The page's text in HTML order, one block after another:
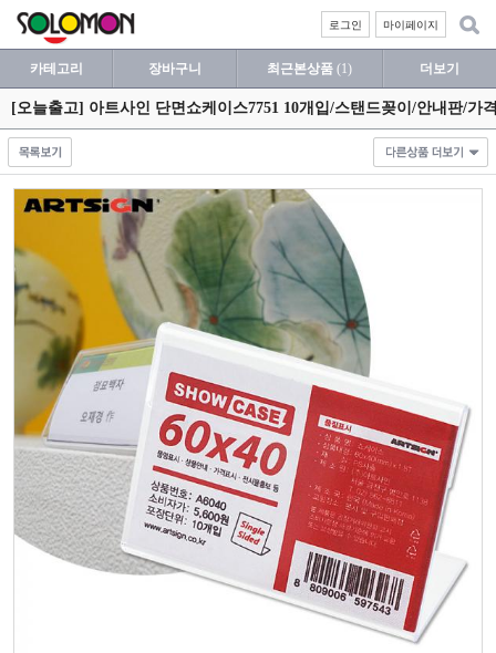
마이페이지
로그인
카테고리 장바구니 최근본상품 (1) 더보기
[오늘출고] 아트사인 단면쇼케이스7751 10개입/스탠드꽂이/안내판/가